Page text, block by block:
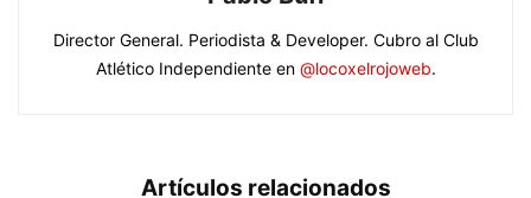
Director General. Periodista & Developer. Cubro al Club
Atlético Independiente en @locoxelrojoweb.
Artículos relacionados